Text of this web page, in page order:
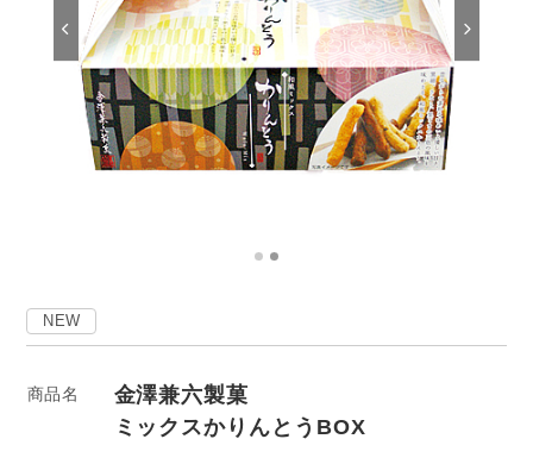
NEW
商品名
金澤兼六製菓
ミックスかりんとうBOX